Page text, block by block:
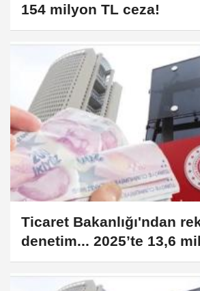
154 milyon TL ceza!
Ticaret Bakanlığı'ndan
denetim... 2025’te 13,6
kesildi